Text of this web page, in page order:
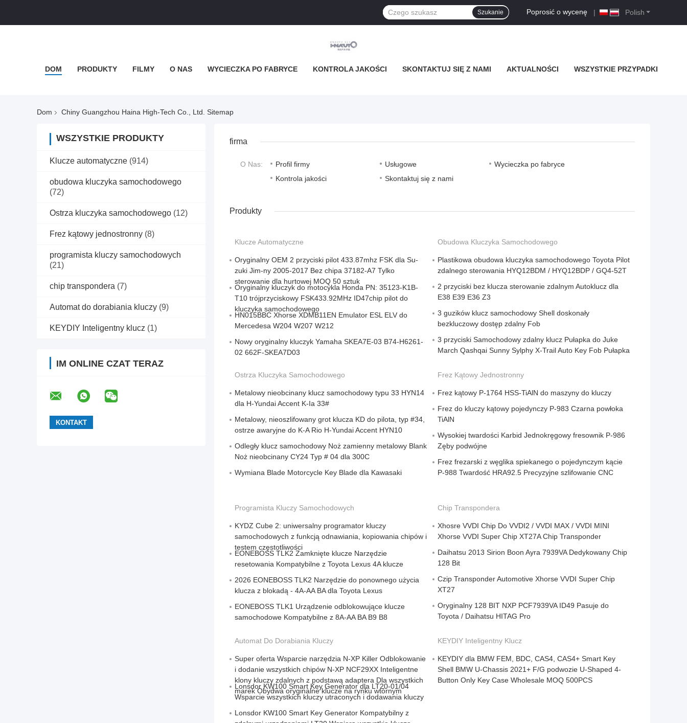
Polish
Poprosić o wycenę |
Szukanie
DOM PRODUKTY FILMY O NAS WYCIECZKA PO FABRYCE KONTROLA JAKOŚCI SKONTAKTUJ SIĘ Z NAMI AKTUALNOŚCI WSZYSTKIE PRZYPADKI
Dom Chiny Guangzhou Haina High-Tech Co., Ltd. Sitemap
WSZYSTKIE PRODUKTY
Klucze automatyczne (914)
obudowa kluczyka samochodowego
(72)
Ostrza kluczyka samochodowego (12)
Frez kątowy jednostronny (8)
programista kluczy samochodowych
(21)
chip transpondera (7)
Automat do dorabiania kluczy (9)
KEYDIY Inteligentny klucz (1)
IM ONLINE CZAT TERAZ
firma
O Nas: Profil firmy Usługowe
Wycieczka po fabryce
Kontrola jakości
Skontaktuj się z nami
Produkty
Klucze Automatyczne
Oryginalny OEM 2 przyciski pilot 433.87mhz FSK dla Su-
zuki Jim-ny 2005-2017 Bez chipa 37182-A7 Tylko
sterowanie dla hurtowej MOQ 50 sztuk
Oryginalny kluczyk do motocykla Honda PN: 35123-K1B-
T10 trójprzyciskowy FSK433.92MHz ID47chip pilot do
kluczyka samochodowego
HN015BBC Xhorse XDMB11EN Emulator ESL ELV do
Mercedesa W204 W207 W212
Nowy oryginalny kluczyk Yamaha SKEA7E-03 B74-H6261-
02 662F-SKEA7D03
Obudowa Kluczyka Samochodowego
Plastikowa obudowa kluczyka samochodowego Toyota Pilot
zdalnego sterowania HYQ12BDM / HYQ12BDP / GQ4-52T
2 przyciski bez klucza sterowanie zdalnym Autoklucz dla
E38 E39 E36 Z3
3 guzików klucz samochodowy Shell doskonały
bezkluczowy dostęp zdalny Fob
3 przyciski Samochodowy zdalny klucz Pułapka do Juke
March Qashqai Sunny Sylphy X-Trail Auto Key Fob Pułapka
Ostrza Kluczyka Samochodowego
Metalowy nieobcinany klucz samochodowy typu 33 HYN14
dla H-Yundai Accent K-Ia 33#
Metalowy, nieoszlifowany grot klucza KD do pilota, typ #34,
ostrze awaryjne do K-A Rio H-Yundai Accent HYN10
Odległy klucz samochodowy Noż zamienny metalowy Blank
Noż nieobcinany CY24 Typ # 04 dla 300C
Wymiana Blade Motorcycle Key Blade dla Kawasaki
Frez Kątowy Jednostronny
Frez kątowy P-1764 HSS-TiAlN do maszyny do kluczy
Frez do kluczy kątowy pojedynczy P-983 Czarna powłoka
TiAlN
Wysokiej twardości Karbid Jednokręgowy fresownik P-986
Zęby podwójne
Frez frezarski z węglika spiekanego o pojedynczym kącie
P-988 Twardość HRA92.5 Precyzyjne szlifowanie CNC
Programista Kluczy Samochodowych
KYDZ Cube 2: uniwersalny programator kluczy
samochodowych z funkcją odnawiania, kopiowania chipów i
testem częstotliwości
EONEBOSS TLK2 Zamknięte klucze Narzędzie
resetowania Kompatybilne z Toyota Lexus 4A klucze
2026 EONEBOSS TLK2 Narzędzie do ponownego użycia
klucza z blokadą - 4A-AA BA dla Toyota Lexus
EONEBOSS TLK1 Urządzenie odblokowujące klucze
samochodowe Kompatybilne z 8A-AA BA B9 B8
Chip Transpondera
Xhosre VVDI Chip Do VVDI2 / VVDI MAX / VVDI MINI
Xhorse VVDI Super Chip XT27A Chip Transponder
Daihatsu 2013 Sirion Boon Ayra 7939VA Dedykowany Chip
128 Bit
Czip Transponder Automotive Xhorse VVDI Super Chip
XT27
Oryginalny 128 BIT NXP PCF7939VA ID49 Pasuje do
Toyota / Daihatsu HITAG Pro
Automat Do Dorabiania Kluczy
Super oferta Wsparcie narzędzia N-XP Killer Odblokowanie
i dodanie wszystkich chipów N-XP NCF29XX Inteligentne
klony kluczy zdalnych z podstawą adaptera Dla wszystkich
marek Obydwa oryginalne klucze na rynku wtórnym
Lonsdor KW100 Smart Key Generator dla LT20-01/04
Wsparcie wszystkich kluczy utraconych i dodawania kluczy
Lonsdor KW100 Smart Key Generator Kompatybilny z
KEYDIY Inteligentny Klucz
KEYDIY dla BMW FEM, BDC, CAS4, CAS4+ Smart Key
Shell BMW U-Chassis 2021+ F/G podwozie U-Shaped 4-
Button Only Key Case Wholesale MOQ 500PCS